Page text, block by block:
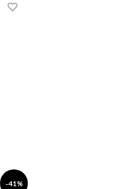
-41%